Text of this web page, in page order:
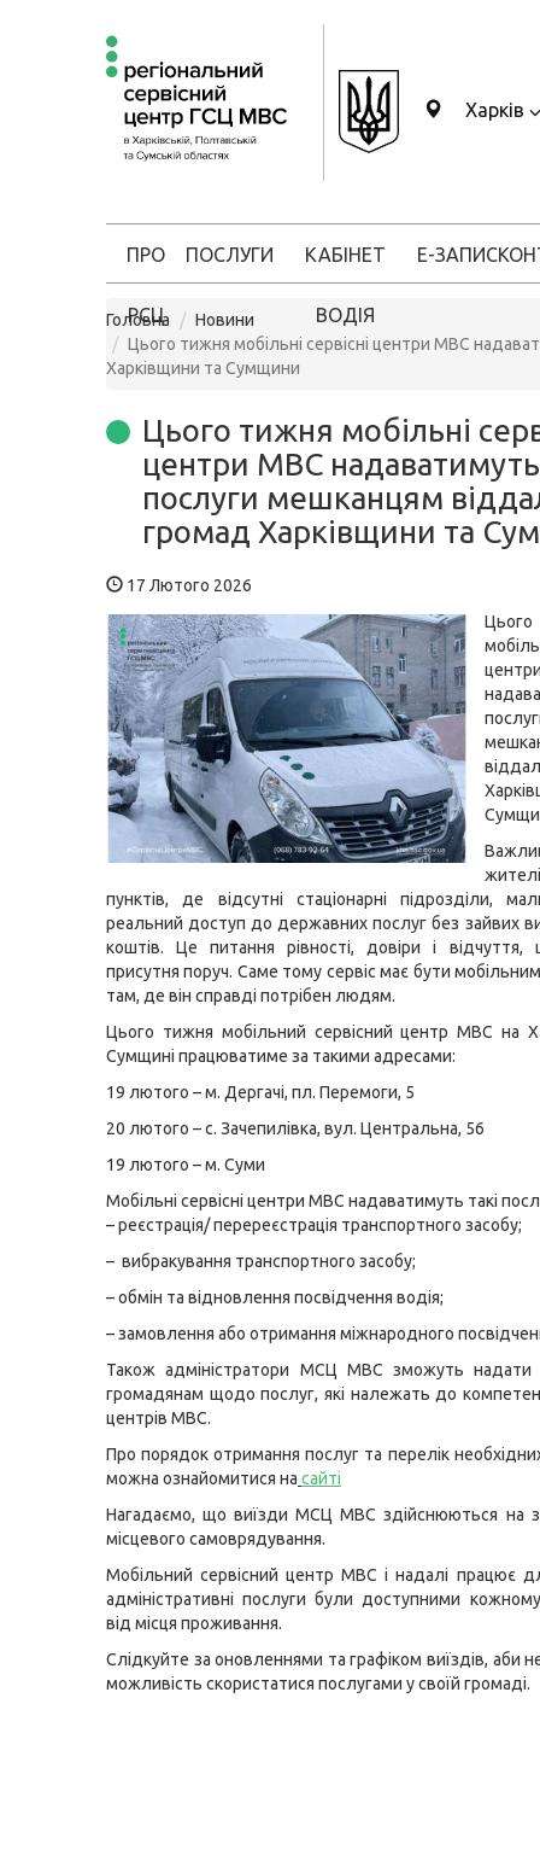
Харків
ПРО
РСЦ
ПОСЛУГИ КАБІНЕТ
ВОДІЯ
Е-ЗАПИС
Головна
Новини
Цього тижня мобільні сервісні центри МВС
Харківщини та Сумщини
Цього тижня мобільні
центри МВС надаватимуть
послуги мешканцям
громад Харківщини та
17 Лютого 2026
пунктів, де відсутні стаціонарні підрозділи,
реальний доступ до державних послуг без зайвих
коштів. Це питання рівності, довіри і
присутня поруч. Саме тому сервіс має бути
там, де він справді потрібен людям.
Цього тижня мобільний сервісний центр МВС на
Сумщині працюватиме за такими адресами:
19 лютого – м. Дергачі, пл. Перемоги, 5
20 лютого – с. Зачепилівка, вул. Центральна, 56
19 лютого – м. Суми
Мобільні сервісні центри МВС надаватимуть такі
– реєстрація/ перереєстрація транспортного засобу;
– вибракування транспортного засобу;
– обмін та відновлення посвідчення водія;
– замовлення або отримання міжнародного
Також адміністратори МСЦ МВС зможуть надати
громадянам щодо послуг, які належать до
центрів МВС.
Про порядок отримання послуг та перелік
можна ознайомитися на сайті
Нагадаємо, що виїзди МСЦ МВС здійснюються на
місцевого самоврядування.
Мобільний сервісний центр МВС і надалі працює
адміністративні послуги були доступними
від місця проживання.
Слідкуйте за оновленнями та графіком виїздів, аби
можливість скористатися послугами у своїй громаді.